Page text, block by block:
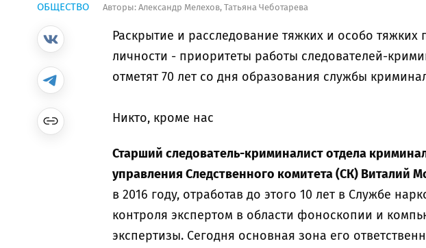
ОБЩЕСТВО Авторы: Александр Мелехов, Татьяна Чеботарева
Раскрытие и расследование тяжких и особо тяжких
личности - приоритеты работы следователей-
отметят 70 лет со дня образования службы
Никто, кроме нас
Старший следователь-криминалист отдела
управления Следственного комитета (СК) Виталий
в 2016 году, отработав до этого 10 лет в Службе
контроля экспертом в области фоноскопии и
экспертизы. Сегодня основная зона его